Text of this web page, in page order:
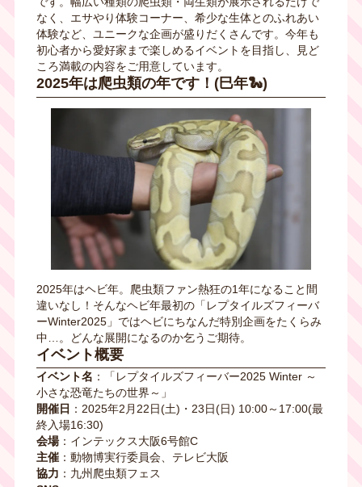
なく、エサやり体験コーナー、希少な生体とのふれあい
体験など、ユニークな企画が盛りだくさんです。今年も
初心者から愛好家まで楽しめるイベントを目指し、見ど
ころ満載の内容をご用意しています。
2025年は爬虫類の年です！(巳年🐍)
2025年はヘビ年。爬虫類ファン熱狂の1年になること間
違いなし！そんなヘビ年最初の「レプタイルズフィーバ
ーWinter2025」ではヘビにちなんだ特別企画をたくらみ
中…。どんな展開になるのか乞うご期待。
イベント概要
イベント名 ：「レプタイルズフィーバー2025 Winter ～
小さな恐竜たちの世界～」
開催日 ：2025年2月22日(土)・23日(日) 10:00～17:00(最
終入場16:30)
会場：インテックス大阪6号館C
主催：動物博実行委員会、テレビ大阪
協力 ：九州爬虫類フェス